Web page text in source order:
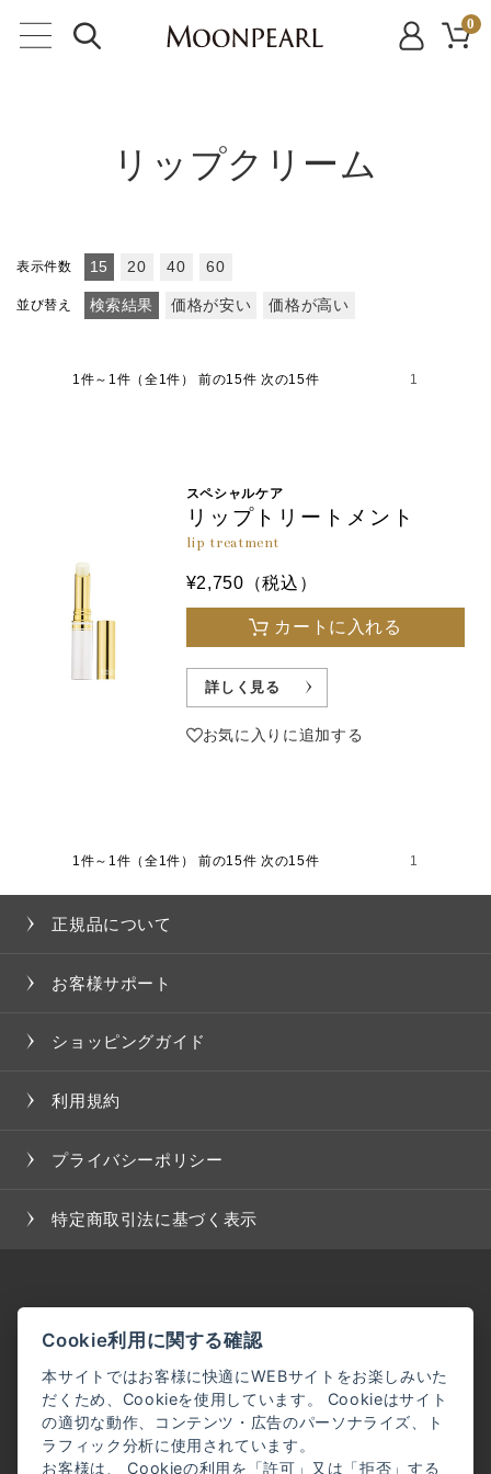
0
リップクリーム
表示件数 15 20 40 60
並び替え 検索結果 価格が安い 価格が高い
1件～1件（全1件） 前の15件 次の15件 1
スペシャルケア
リップトリートメント
lip treatment
¥2,750（税込）
カートに入れる
詳しく見る
お気に入りに追加する
1件～1件（全1件） 前の15件 次の15件 1
正規品について
お客様サポート
ショッピングガイド
利用規約
プライバシーポリシー
特定商取引法に基づく表示
Cookie利用に関する確認
本サイトではお客様に快適にWEBサイトをお楽しみいた
だくため、Cookieを使用しています。 Cookieはサイト
の適切な動作、コンテンツ・広告のパーソナライズ、ト
ラフィック分析に使用されています。
お客様は、 Cookieの利用を「許可」又は「拒否」する